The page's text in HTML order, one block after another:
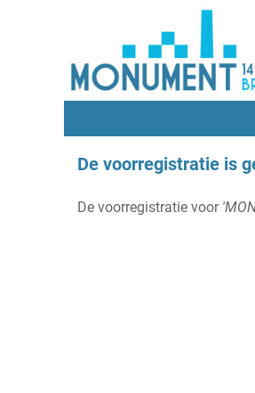
De voorregistratie is
De voorregistratie voor